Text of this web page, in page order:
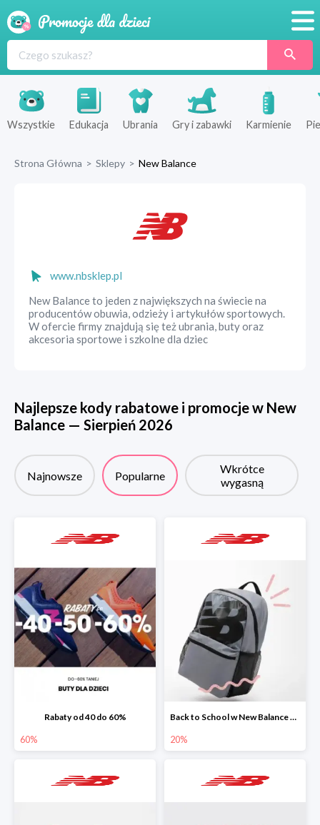
Produkty
Sklepy
Wszystkie Edukacja Ubrania Gry i zabawki Karmienie
Strona Główna > Sklepy > New Balance
www.nbsklep.pl
New Balance to jeden z największych na świecie na
producentów obuwia, odzieży i artykułów sportowych.
W ofercie firmy znajdują się też ubrania, buty oraz
akcesoria sportowe i szkolne dla dziec
Najlepsze kody rabatowe i promocje w New
Balance — Sierpień 2026
Najnowsze Popularne
Wkrótce
wygasną
Rabaty od 40 do 60%
60%
Back to School w New Balance do -20%
20%